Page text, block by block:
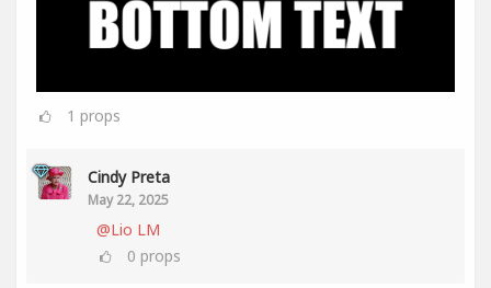
1 props
Cindy Preta
May 22, 2025
@Lio LM
0 props